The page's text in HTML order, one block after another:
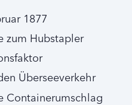
1877
zum Hubstapler
Überseeverkehr
Containerumschlag